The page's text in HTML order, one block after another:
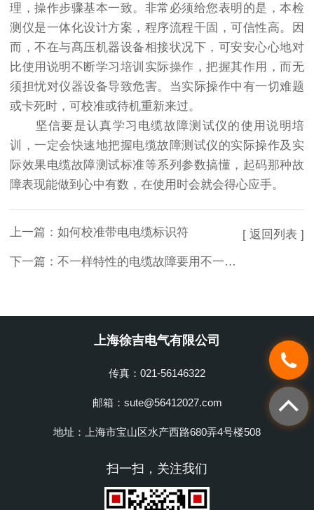
理，操作步骤基本一致。非常必须给您表明的是，本检
测仪是一体化设计方案，程序流程干固，可信性高。因
而，不在与髙压机器设备相接状况下，可安安心心地对
比使用说明不断学习培训实际操作，把握其作用，而无
须担忧对仪器设备导致危害。当实际操作中有一切难题
或卡死时，可校准或待机重新来过。
坚信要是认真学习电缆故障测试仪的使用说明培
训，一定会快速地把握电缆故障测试仪的实际操作及实
际效果电缆故障测试标准等系列参数搞懂，起码那种故
障表现能做到心中有数，在使用时会就会得心应手。
上一篇： 如何校准带电电缆标识符
下一篇： 不一样特性的电缆故障要用不一样的方式测试
[ 返回列表 ]
上海徐吉电气有限公司
传真：021-56146322
邮箱：sute@56412027.com
地址：上海市宝山区水产西路680弄4号楼508
扫一扫，关注我们